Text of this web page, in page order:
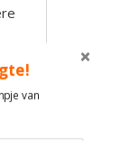
van